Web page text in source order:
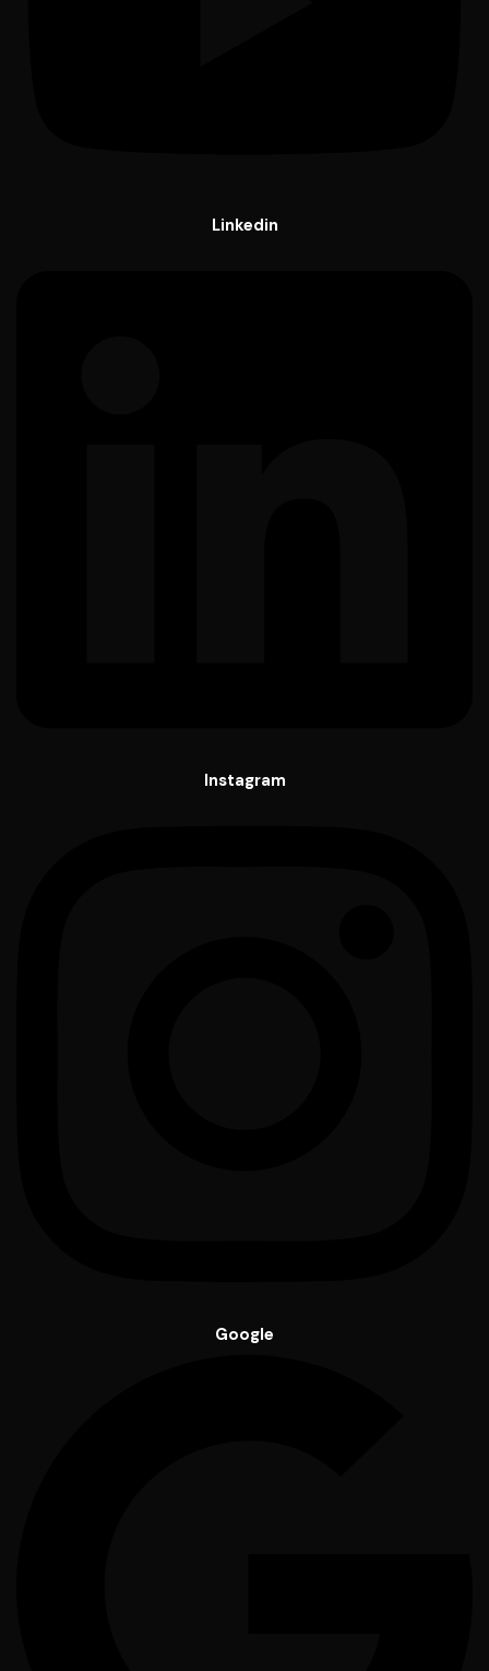
Linkedin
Instagram
Google